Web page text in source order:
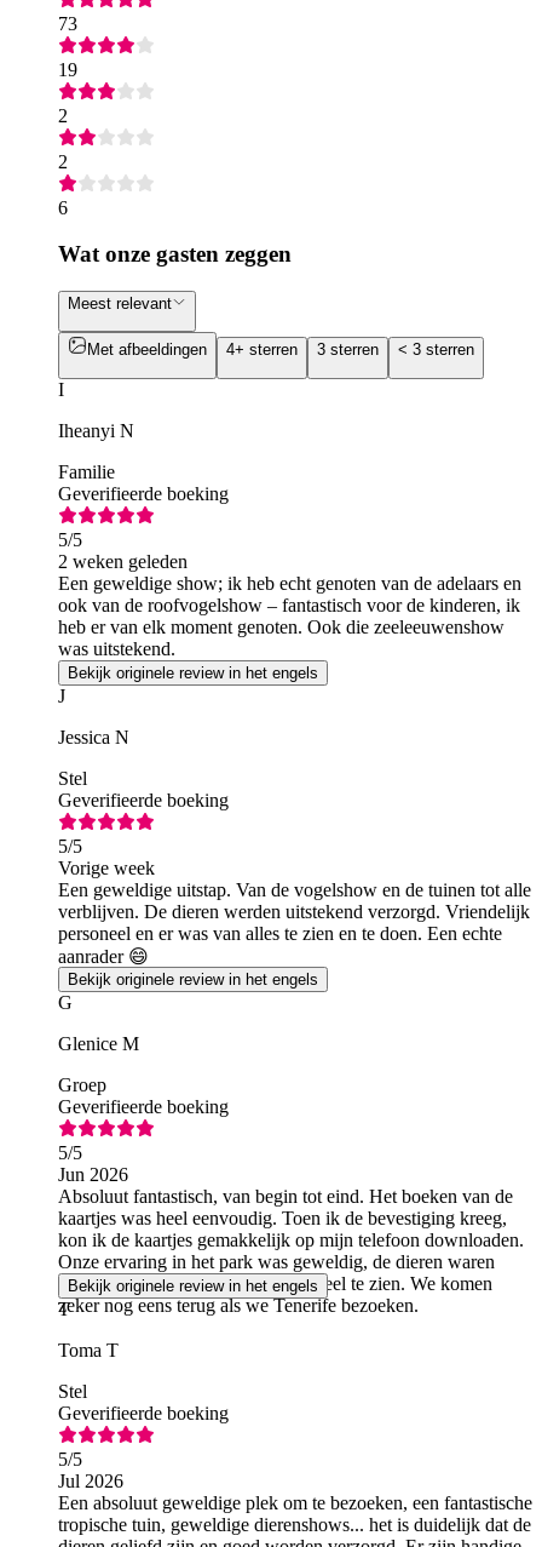
73
19
2
2
6
Wat onze gasten zeggen
Meest relevant
Met afbeeldingen 4+ sterren 3 sterren < 3 sterren
I
Iheanyi N
Familie
Geverifieerde boeking
5/5
2 weken geleden
Een geweldige show; ik heb echt genoten van de adelaars en
ook van de roofvogelshow – fantastisch voor de kinderen, ik
heb er van elk moment genoten. Ook die zeeleeuwenshow
was uitstekend.
Bekijk originele review in het engels
J
Jessica N
Stel
Geverifieerde boeking
5/5
Vorige week
Een geweldige uitstap. Van de vogelshow en de tuinen tot alle
verblijven. De dieren werden uitstekend verzorgd. Vriendelijk
personeel en er was van alles te zien en te doen. Een echte
aanrader 😄
Bekijk originele review in het engels
G
Glenice M
Groep
Geverifieerde boeking
5/5
Jun 2026
Absoluut fantastisch, van begin tot eind. Het boeken van de
kaartjes was heel eenvoudig. Toen ik de bevestiging kreeg,
kon ik de kaartjes gemakkelijk op mijn telefoon downloaden.
Onze ervaring in het park was geweldig, de dieren waren
fantastisch. Zoveel roofvogels, zoveel te zien. We komen
zeker nog eens terug als we Tenerife bezoeken.
Bekijk originele review in het engels
T
Toma T
Stel
Geverifieerde boeking
5/5
Jul 2026
Een absoluut geweldige plek om te bezoeken, een fantastische
tropische tuin, geweldige dierenshows... het is duidelijk dat de